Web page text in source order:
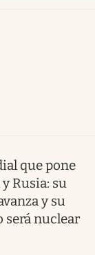
que pone
Rusia: su
y su
nuclear